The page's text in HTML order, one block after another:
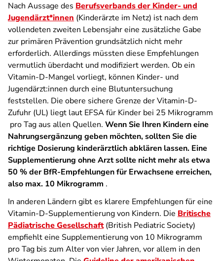
Nach Aussage des Berufsverbands der Kinder- und
Jugendärzt*innen (Kinderärzte im Netz) ist nach dem
vollendeten zweiten Lebensjahr eine zusätzliche Gabe
zur primären Prävention grundsätzlich nicht mehr
erforderlich. Allerdings müssten diese Empfehlungen
vermutlich überdacht und modifiziert werden. Ob ein
Vitamin-D-Mangel vorliegt, können Kinder- und
Jugendärzt:innen durch eine Blutuntersuchung
feststellen. Die obere sichere Grenze der Vitamin-D-
Zufuhr (UL) liegt laut EFSA für Kinder bei 25 Mikrogramm
pro Tag aus allen Quellen. Wenn Sie Ihren Kindern eine
Nahrungsergänzung geben möchten, sollten Sie die
richtige Dosierung kinderärztlich abklären lassen. Eine
Supplementierung ohne Arzt sollte nicht mehr als etwa
50 % der BfR-Empfehlungen für Erwachsene erreichen,
also max. 10 Mikrogramm .
In anderen Ländern gibt es klarere Empfehlungen für eine
Vitamin-D-Supplementierung von Kindern. Die Britische
Pädiatrische Gesellschaft(British Pediatric Society)
empfiehlt eine Supplementierung von 10 Mikrogramm
pro Tag bis zum Alter von vier Jahren, vor allem in den